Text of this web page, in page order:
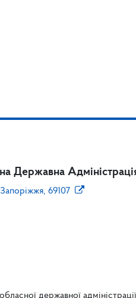
Державна
69107
державної